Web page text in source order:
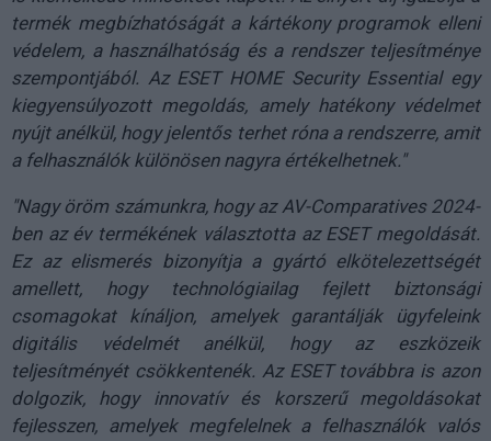
termék megbízhatóságát a kártékony programok elleni
védelem, a használhatóság és a rendszer teljesítménye
szempontjából. Az ESET HOME Security Essential egy
kiegyensúlyozott megoldás, amely hatékony védelmet
nyújt anélkül, hogy jelentős terhet róna a rendszerre, amit
a felhasználók különösen nagyra értékelhetnek."
"Nagy öröm számunkra, hogy az AV-Comparatives 2024-
ben az év termékének választotta az ESET megoldását.
Ez az elismerés bizonyítja a gyártó elkötelezettségét
amellett, hogy technológiailag fejlett biztonsági
csomagokat kínáljon, amelyek garantálják ügyfeleink
digitális védelmét anélkül, hogy az eszközeik
teljesítményét csökkentenék. Az ESET továbbra is azon
dolgozik, hogy innovatív és korszerű megoldásokat
fejlesszen, amelyek megfelelnek a felhasználók valós